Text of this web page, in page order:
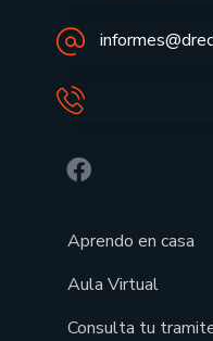
Aprendo en casa
Aula Virtual
Consulta tu